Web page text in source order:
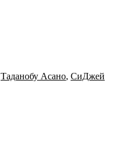
Таданобу Асано, СиДжей